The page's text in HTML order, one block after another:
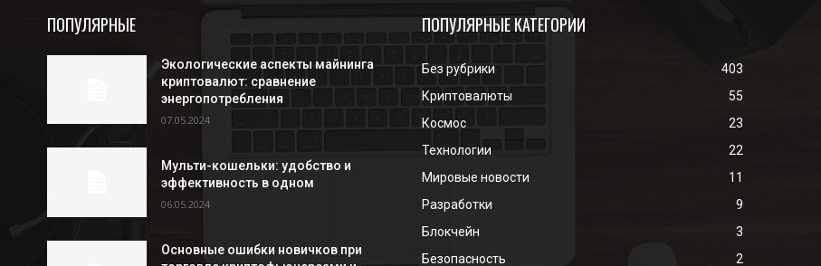
ПОПУЛЯРНЫЕ
Экологические аспекты майнинга
криптовалют: сравнение
энергопотребления
07.05.2024
Мульти-кошельки: удобство и
эффективность в одном
06.05.2024
Основные ошибки новичков при
ПОПУЛЯРНЫЕ КАТЕГОРИИ
Без рубрики
403
Криптовалюты
55
Космос
23
Технологии
22
Мировые новости
11
Разработки
9
Блокчейн
3
Безопасность
2